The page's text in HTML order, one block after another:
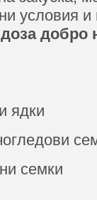
условия и
добро
ядки
семки